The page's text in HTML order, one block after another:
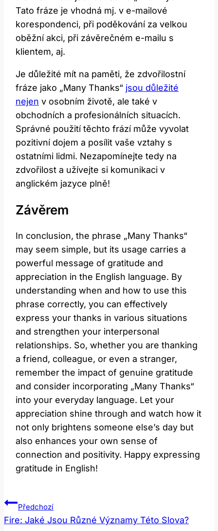
Tato fráze je vhodná mj. v e-mailové
korespondenci, při poděkování za velkou
oběžní akci, při závěrečném e-mailu s
klientem, aj.
Je důležité mít na paměti, že zdvořilostní
fráze jako „Many Thanks“ jsou důležité
nejen v osobním životě, ale také v
obchodních a profesionálních situacích.
Správné použití těchto frází může vyvolat
pozitivní dojem a posílit vaše vztahy s
ostatními lidmi. Nezapomínejte tedy na
zdvořilost a užívejte si komunikaci v
anglickém jazyce plně!
Závěrem
In conclusion, the phrase „Many Thanks“
may seem simple, but its usage carries a
powerful message of gratitude and
appreciation in the English language. By
understanding when and how to use this
phrase correctly, you can effectively
express your thanks in various situations
and strengthen your interpersonal
relationships. So, whether you are thanking
a friend, colleague, or even a stranger,
remember the impact of genuine gratitude
and consider incorporating „Many Thanks“
into your everyday language. Let your
appreciation shine through and watch how it
not only brightens someone else’s day but
also enhances your own sense of
connection and positivity. Happy expressing
gratitude in English!
Navigace
Pro
Předchozí
Fire: Jaké Jsou Různé Významy Této Slova?